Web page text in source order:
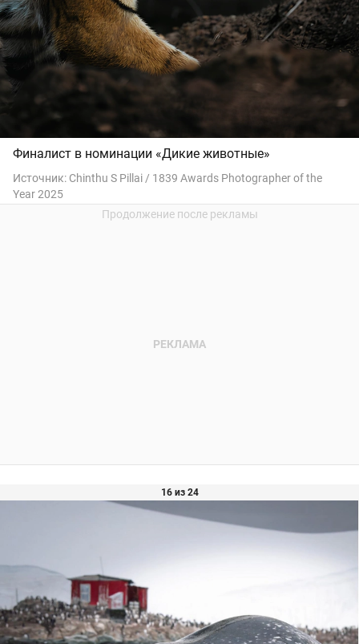
Финалист в номинации «Дикие животные»
Источник: Chinthu S Pillai / 1839 Awards Photographer of the
Year 2025
16 из 24